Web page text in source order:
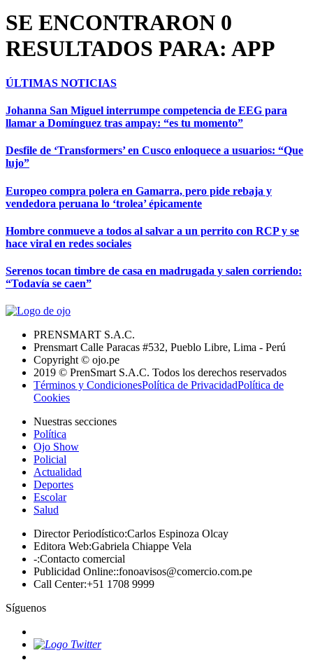
SE ENCONTRARON 0
RESULTADOS PARA: APP
ÚLTIMAS NOTICIAS
Johanna San Miguel interrumpe competencia de EEG para
llamar a Domínguez tras ampay: “es tu momento”
Desfile de ‘Transformers’ en Cusco enloquece a usuarios: “Que
lujo”
Europeo compra polera en Gamarra, pero pide rebaja y
vendedora peruana lo ‘trolea’ épicamente
Hombre conmueve a todos al salvar a un perrito con RCP y se
hace viral en redes sociales
Serenos tocan timbre de casa en madrugada y salen corriendo:
“Todavía se caen”
PRENSMART S.A.C.
Prensmart Calle Paracas #532, Pueblo Libre, Lima - Perú
Copyright © ojo.pe
2019 © PrenSmart S.A.C. Todos los derechos reservados
Términos y CondicionesPolítica de PrivacidadPolítica de
Cookies
Nuestras secciones
Política
Ojo Show
Policial
Actualidad
Deportes
Escolar
Salud
Director Periodístico:Carlos Espinoza Olcay
Editora Web:Gabriela Chiappe Vela
-:Contacto comercial
Publicidad Online::fonoavisos@comercio.com.pe
Call Center:+51 1708 9999
Síguenos